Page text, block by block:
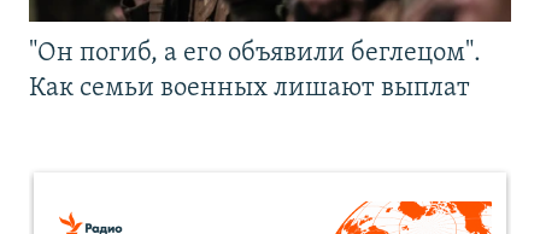
"Он погиб, а его объявили беглецом".
Как семьи военных лишают выплат